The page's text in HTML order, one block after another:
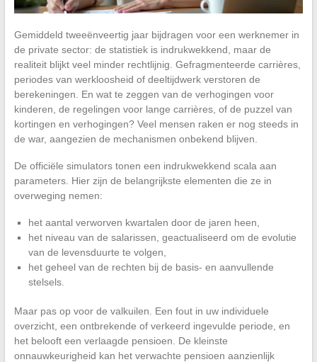
Gemiddeld tweeënveertig jaar bijdragen voor een werknemer in
de private sector: de statistiek is indrukwekkend, maar de
realiteit blijkt veel minder rechtlijnig. Gefragmenteerde carrières,
periodes van werkloosheid of deeltijdwerk verstoren de
berekeningen. En wat te zeggen van de verhogingen voor
kinderen, de regelingen voor lange carrières, of de puzzel van
kortingen en verhogingen? Veel mensen raken er nog steeds in
de war, aangezien de mechanismen onbekend blijven.
De officiële simulators tonen een indrukwekkend scala aan
parameters. Hier zijn de belangrijkste elementen die ze in
overweging nemen:
het aantal verworven kwartalen door de jaren heen,
het niveau van de salarissen, geactualiseerd om de evolutie
van de levensduurte te volgen,
het geheel van de rechten bij de basis- en aanvullende
stelsels.
Maar pas op voor de valkuilen. Een fout in uw individuele
overzicht, een ontbrekende of verkeerd ingevulde periode, en
het belooft een verlaagde pensioen. De kleinste
onnauwkeurigheid kan het verwachte pensioen aanzienlijk